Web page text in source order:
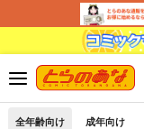
全年齢向け 成年向け